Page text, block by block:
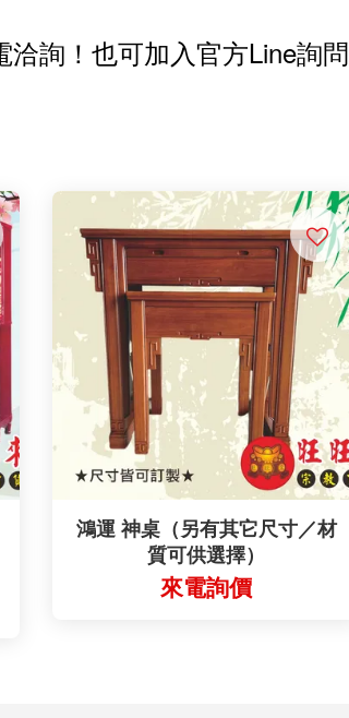
詢！也可加入官方Line詢問
鴻運 神桌（另有其它尺寸／材
質可供選擇）
來電詢價